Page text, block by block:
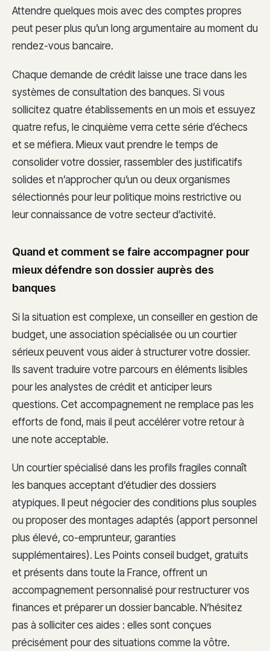
Attendre quelques mois avec des comptes propres
peut peser plus qu’un long argumentaire au moment du
rendez-vous bancaire.
Chaque demande de crédit laisse une trace dans les
systèmes de consultation des banques. Si vous
sollicitez quatre établissements en un mois et essuyez
quatre refus, le cinquième verra cette série d’échecs
et se méfiera. Mieux vaut prendre le temps de
consolider votre dossier, rassembler des justificatifs
solides et n’approcher qu’un ou deux organismes
sélectionnés pour leur politique moins restrictive ou
leur connaissance de votre secteur d’activité.
Quand et comment se faire accompagner pour
mieux défendre son dossier auprès des
banques
Si la situation est complexe, un conseiller en gestion de
budget, une association spécialisée ou un courtier
sérieux peuvent vous aider à structurer votre dossier.
Ils savent traduire votre parcours en éléments lisibles
pour les analystes de crédit et anticiper leurs
questions. Cet accompagnement ne remplace pas les
efforts de fond, mais il peut accélérer votre retour à
une note acceptable.
Un courtier spécialisé dans les profils fragiles connaît
les banques acceptant d’étudier des dossiers
atypiques. Il peut négocier des conditions plus souples
ou proposer des montages adaptés (apport personnel
plus élevé, co-emprunteur, garanties
supplémentaires). Les Points conseil budget, gratuits
et présents dans toute la France, offrent un
accompagnement personnalisé pour restructurer vos
finances et préparer un dossier bancable. N’hésitez
pas à solliciter ces aides : elles sont conçues
précisément pour des situations comme la vôtre.